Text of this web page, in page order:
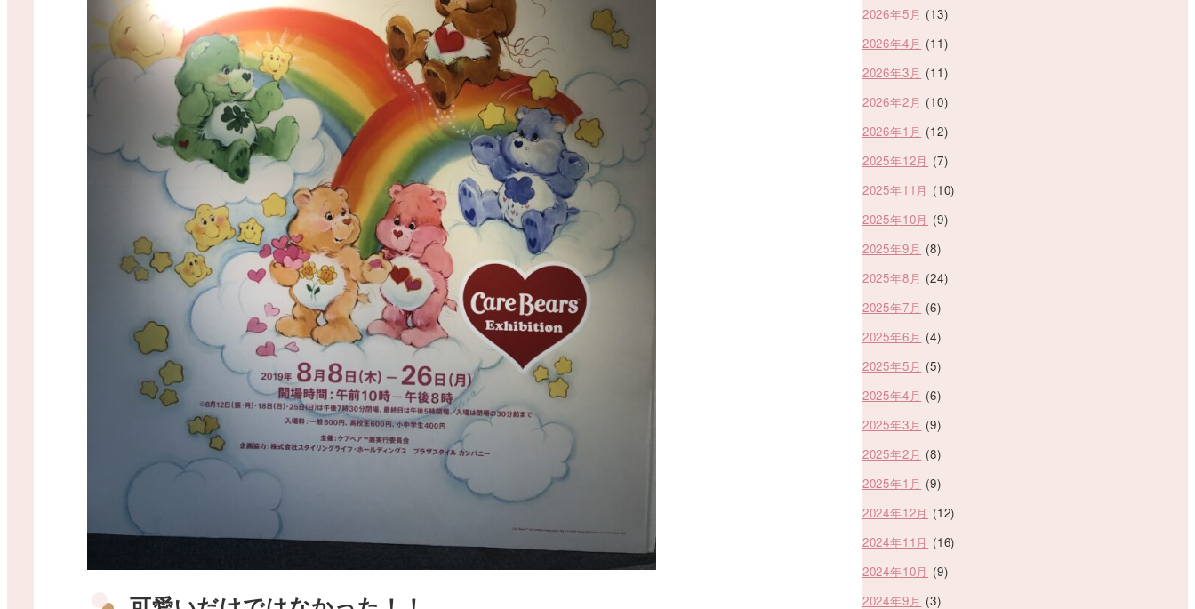
2026年5月 (13)
2026年4月 (11)
2026年3月 (11)
2026年2月 (10)
2026年1月 (12)
2025年12月 (7)
2025年11月 (10)
2025年10月 (9)
2025年9月 (8)
2025年8月 (24)
2025年7月 (6)
2025年6月 (4)
2025年5月 (5)
2025年4月 (6)
2025年3月 (9)
2025年2月 (8)
2025年1月 (9)
2024年12月 (12)
2024年11月 (16)
2024年10月 (9)
2024年9月 (3)